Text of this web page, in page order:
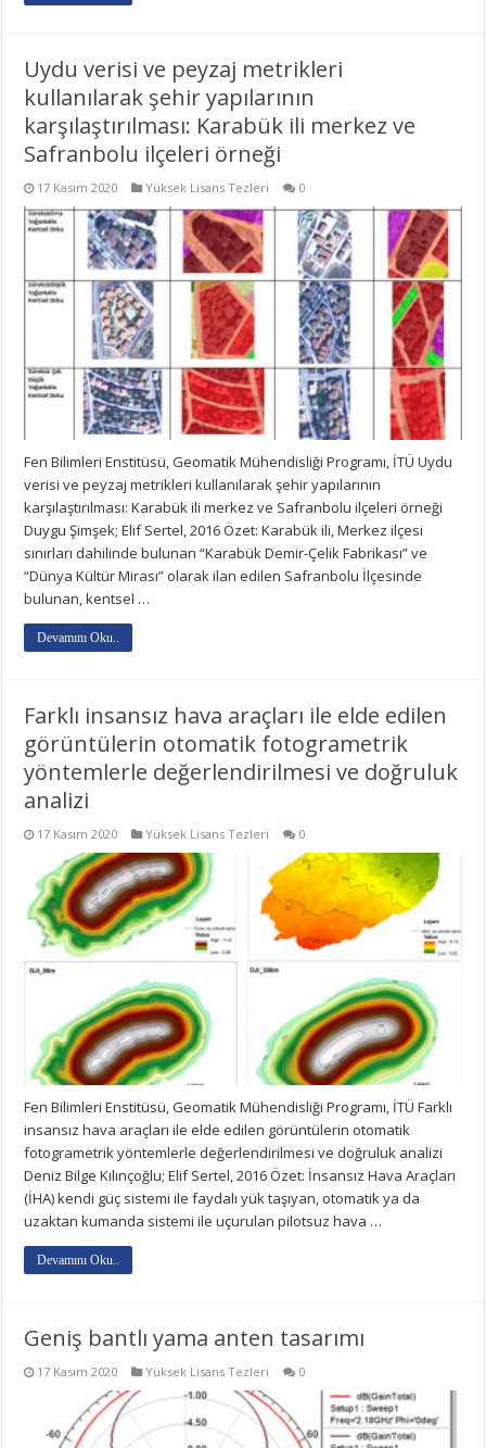
Uydu verisi ve peyzaj metrikleri
kullanılarak şehir yapılarının
karşılaştırılması: Karabük ili merkez ve
Safranbolu ilçeleri örneği
17 Kasım 2020 Yüksek Lisans Tezleri 0
Fen Bilimleri Enstitüsü, Geomatik Mühendisliği Programı, İTÜ Uydu
verisi ve peyzaj metrikleri kullanılarak şehir yapılarının
karşılaştırılması: Karabük ili merkez ve Safranbolu ilçeleri örneği
Duygu Şimşek; Elif Sertel, 2016 Özet: Karabük ili, Merkez ilçesi
sınırları dahilinde bulunan “Karabük Demir-Çelik Fabrikası” ve
“Dünya Kültür Mirası” olarak ilan edilen Safranbolu İlçesinde
bulunan, kentsel …
Devamını Oku..
Farklı insansız hava araçları ile elde edilen
görüntülerin otomatik fotogrametrik
yöntemlerle değerlendirilmesi ve doğruluk
analizi
17 Kasım 2020 Yüksek Lisans Tezleri 0
Fen Bilimleri Enstitüsü, Geomatik Mühendisliği Programı, İTÜ Farklı
insansız hava araçları ile elde edilen görüntülerin otomatik
fotogrametrik yöntemlerle değerlendirilmesi ve doğruluk analizi
Deniz Bilge Kılınçoğlu; Elif Sertel, 2016 Özet: İnsansız Hava Araçları
(İHA) kendi güç sistemi ile faydalı yük taşıyan, otomatik ya da
uzaktan kumanda sistemi ile uçurulan pilotsuz hava …
Devamını Oku..
Geniş bantlı yama anten tasarımı
17 Kasım 2020 Yüksek Lisans Tezleri 0